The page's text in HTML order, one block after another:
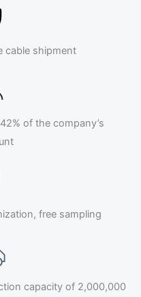
cable shipment
of the company’s
free sampling
capacity of 2,000,000